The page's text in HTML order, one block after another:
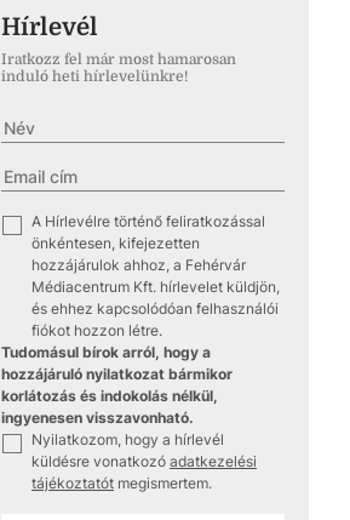
Hírlevél
Iratkozz fel már most hamarosan
induló heti hírlevelünkre!
A Hírlevélre történő feliratkozással
önkéntesen, kifejezetten
hozzájárulok ahhoz, a Fehérvár
Médiacentrum Kft. hírlevelet küldjön,
és ehhez kapcsolódóan felhasználói
fiókot hozzon létre.
Tudomásul bírok arról, hogy a
hozzájáruló nyilatkozat bármikor
korlátozás és indokolás nélkül,
ingyenesen visszavonható.
Nyilatkozom, hogy a hírlevél
küldésre vonatkozó adatkezelési
tájékoztatót megismertem.